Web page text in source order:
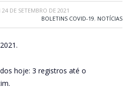
24 DE SETEMBRO DE 2021
BOLETINS COVID-19, NOTÍCIAS
hoje: 3 registros até o